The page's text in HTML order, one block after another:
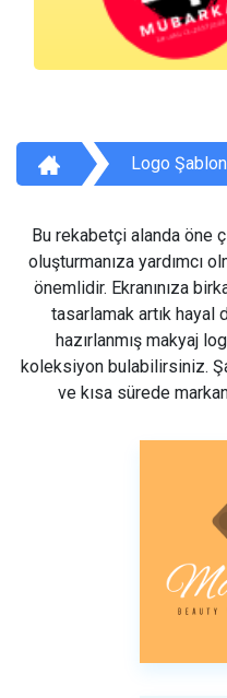
Logo
Bu rekabetçi alanda öne
oluşturmanıza yardımcı
önemlidir. Ekranınıza
tasarlamak artık
hazırlanmış makyaj
koleksiyon bulabilirsiniz.
ve kısa sürede